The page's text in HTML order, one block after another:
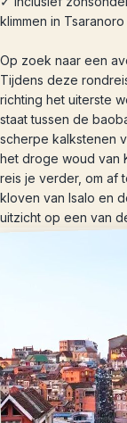
klimmen in Tsaranoro
Op zoek naar een
Tijdens deze
richting het uiterste
staat tussen de
scherpe kalkstenen
het droge woud van
reis je verder, om af
kloven van Isalo en
uitzicht op een van